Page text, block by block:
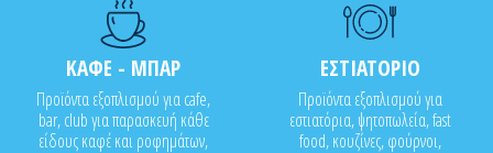
ΚΑΦΕ - ΜΠΑΡ
Προϊόντα εξοπλισμού για cafe,
bar, club για παρασκευή κάθε
είδους καφέ και ροφημάτων,
ΕΣΤΙΑΤΟΡΙΟ
Προϊόντα εξοπλισμού για
εστιατόρια, ψητοπωλεία, fast
food, κουζίνες, φούρνοι,